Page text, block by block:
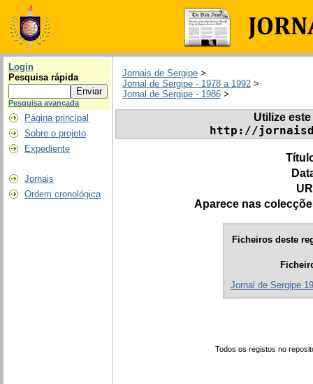
Login
Pesquisa rápida
Pesquisa avançada
Página principal
Sobre o projeto
Expediente
Jornais
Ordem cronológica
Jornais de Sergipe >
Jornal de Sergipe - 1978 a 1992 >
Jornal de Sergipe - 1986 >
Utilize
http://
Aparece nas
Ficheiros deste
Jornal de Sergipe
Todos os registos no